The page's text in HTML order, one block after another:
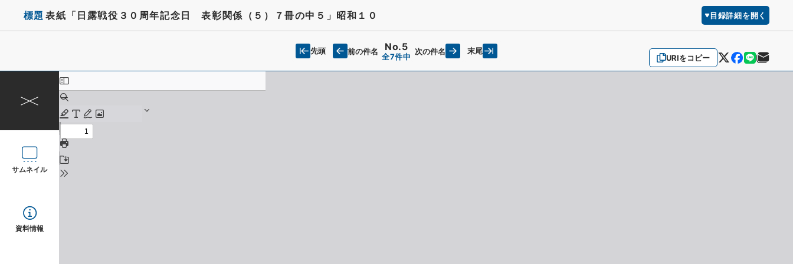
標題 表紙「日露戦役３０周年記念日 表彰関係（５）７冊の中５」昭和１０ 目録詳細を開く
URIをコピー
先頭 前の件名 No.5
全7件中
次の件名 末尾
サムネイル
資料情報